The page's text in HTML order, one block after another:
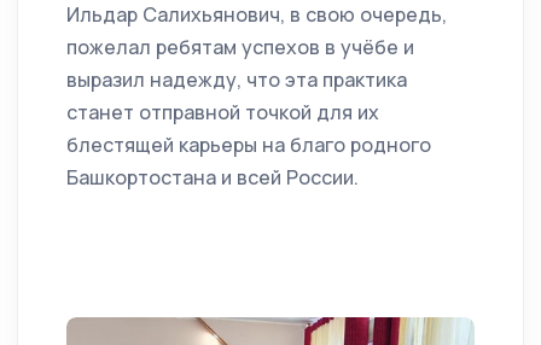
Ильдар Салихьянович, в свою очередь,
пожелал ребятам успехов в учёбе и
выразил надежду, что эта практика
станет отправной точкой для их
блестящей карьеры на благо родного
Башкортостана и всей России.